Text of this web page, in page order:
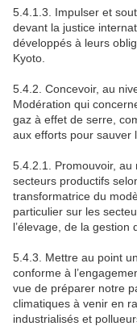
5.4.1.3. Impulser et
devant la justice
développés à leurs
Kyoto.
5.4.2. Concevoir, au
Modération qui
gaz à effet de serre,
aux efforts pour sauver
5.4.2.1. Promouvoir,
secteurs productifs
transformatrice du
particulier sur les
l’élevage, de la gestion
5.4.3. Mettre au point
conforme à
vue de préparer notre
climatiques à venir en
industrialisés et